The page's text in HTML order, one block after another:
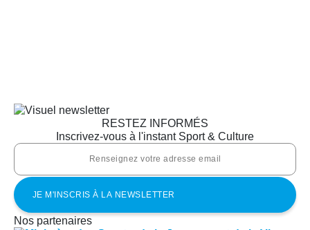
RESTEZ INFORMÉS
Inscrivez-vous à l'instant Sport & Culture
Nos partenaires